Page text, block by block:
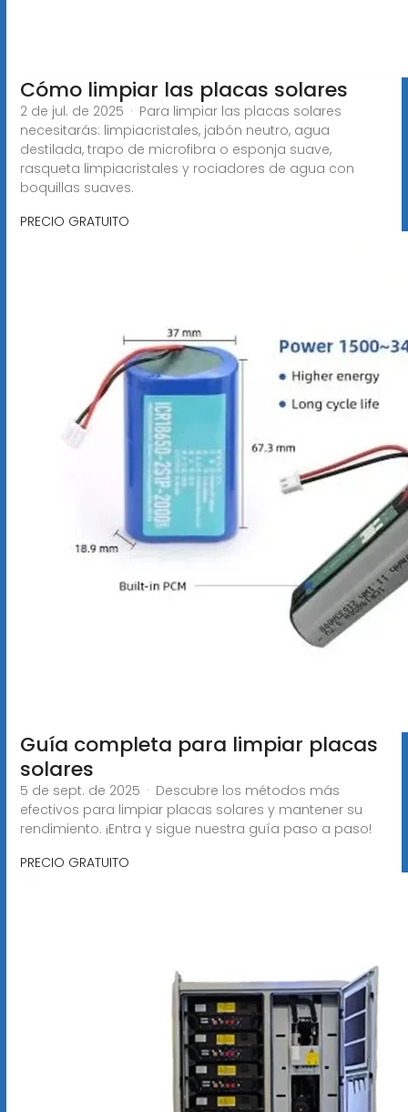
Cómo limpiar las placas solares
2 de jul. de 2025 · Para limpiar las placas solares
necesitarás: limpiacristales, jabón neutro, agua
destilada, trapo de microfibra o esponja suave,
rasqueta limpiacristales y rociadores de agua con
boquillas suaves.
PRECIO GRATUITO
Guía completa para limpiar placas
solares
5 de sept. de 2025 · Descubre los métodos más
efectivos para limpiar placas solares y mantener su
rendimiento. ¡Entra y sigue nuestra guía paso a paso!
PRECIO GRATUITO